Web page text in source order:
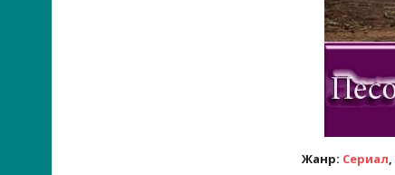
Жанр: Сериал,